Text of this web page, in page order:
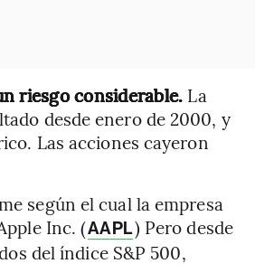
riesgo considerable. La
desde enero de 2000, y
Las acciones cayeron
según el cual la empresa
Inc. (AAPL) Pero desde
del índice S&P 500,